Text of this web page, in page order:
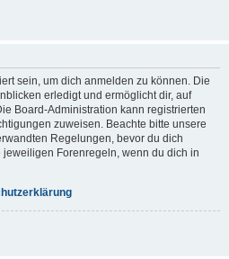
sein, um dich anmelden zu können. Die
erledigt und ermöglicht dir, auf
Board-Administration kann registrierten
zuweisen. Beachte bitte unsere
Regelungen, bevor du dich
Forenregeln, wenn du dich in